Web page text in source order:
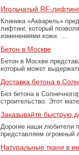
Игольчатый RF-
Клиника «Акварель»
лифтинг, который
изменениями кожи. …
Бетон в Москве
Бетон в Москве
который может
Доставка бетона в
Без бетона в
строительство. Этот
Заказывайте быструю
Дорогие наши любители
представляем огромный
Натуральные ткани в